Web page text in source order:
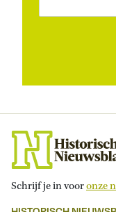
Schrijf je in vooronze